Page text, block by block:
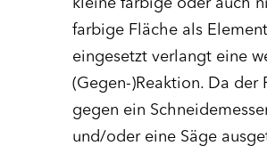
farbige Fläche als Element
eingesetzt verlangt eine
(Gegen-)Reaktion. Da der
gegen ein
und/oder eine Säge